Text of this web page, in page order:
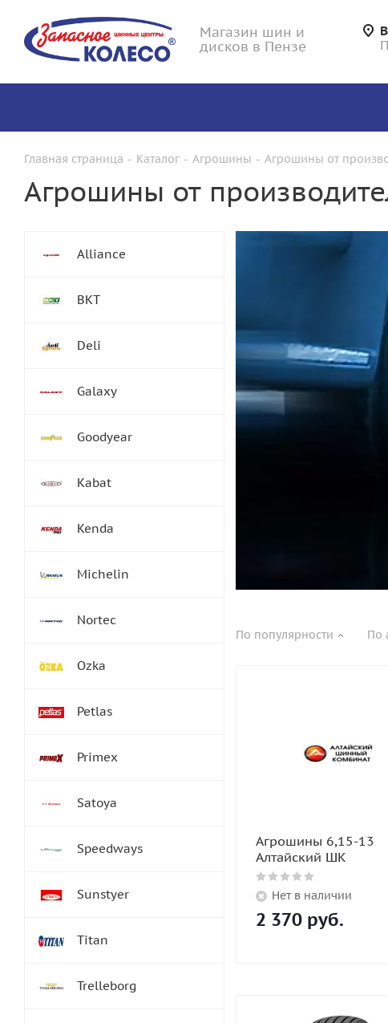
Магазин шин и
дисков в Пензе
Главная страница - Каталог - Агрошины - Агрошины от
Агрошины от
По популярности По
Агрошины 6,15-13
Алтайский ШК
Нет в наличии
2 370 руб.
Alliance
BKT
Deli
Galaxy
Goodyear
Kabat
Kenda
Michelin
Nortec
Ozka
Petlas
Primex
Satoya
Speedways
Sunstyer
Titan
Trelleborg